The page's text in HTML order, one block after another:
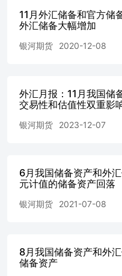
过副总统谢蒂马主持
Ifind数据，至7月3日
析师提供。内容及观
号：
（以下简称“本公司”
到本报告而视其为本
许可的情况下发放，
预测均反映报告初次
本公司没有义务和责
告所载的全部内容只
进行引用、刊发的，
为“西南期货”，且不
11月外汇储备和官方储
外汇储备大幅增加
银河期货 2020-12-08
外汇月报：11月我国储
交易性和估值性双重影
银河期货 2023-12-07
6月我国储备资产和外
元计值的储备资产回落
银河期货 2021-07-08
8月我国储备资产和外
储备资产